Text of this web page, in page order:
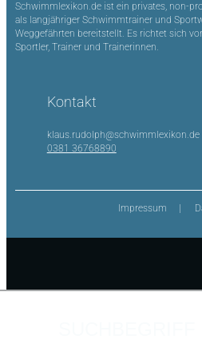
Schwimmlexikon.de ist ein privates, non-
als langjähriger Schwimmtrainer und
Weggefährten bereitstellt. Es richtet sich
Sportler, Trainer und Trainerinnen.
Kontakt
klaus.rudolph@schwimmlexikon.de
0381 36768890
Impressum